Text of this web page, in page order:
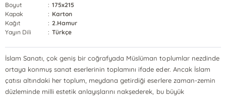
Boyut
: 175x215
Kapak
: Karton
Kağıt
: 2.Hamur
Yayın Dili
: Türkçe
İslam Sanatı, çok geniş bir coğrafyada Müslüman toplumlar nezdinde
ortaya konmuş sanat eserlerinin toplamını ifade eder. Ancak İslam
çatısı altındaki her toplum, meydana getirdiği eserlere zaman-zemin
düzleminde milli estetik anlayışlarını nakşederek, bu büyük